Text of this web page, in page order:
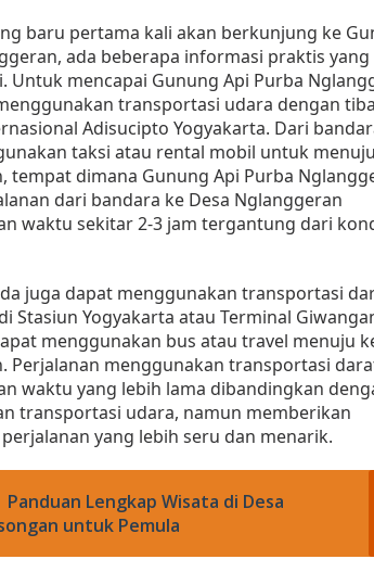
baru pertama kali akan berkunjung ke
ada beberapa informasi praktis
Untuk mencapai Gunung Api Purba
transportasi udara dengan
Adisucipto Yogyakarta. Dari
taksi atau rental mobil untuk
tempat dimana Gunung Api Purba
dari bandara ke Desa Nglanggeran
waktu sekitar 2-3 jam tergantung dari
juga dapat menggunakan transportasi
Stasiun Yogyakarta atau Terminal
menggunakan bus atau travel menuju
Perjalanan menggunakan transportasi
waktu yang lebih lama dibandingkan
transportasi udara, namun memberikan
yang lebih seru dan menarik.
Panduan Lengkap Wisata di Desa
untuk Pemula
Tempat Makan di Kota Baru Jambi
Di Daerah, Jambi, Travel | 3 Januari 2025 Di